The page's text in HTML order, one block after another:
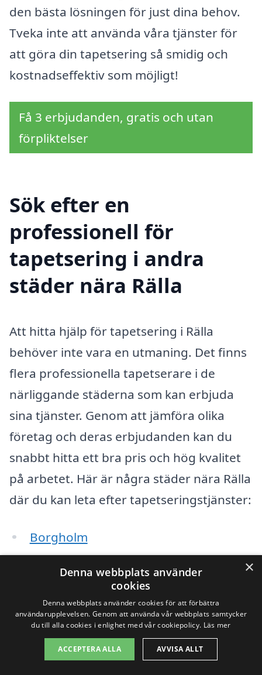
den bästa lösningen för just dina behov.
Tveka inte att använda våra tjänster för
att göra din tapetsering så smidig och
kostnadseffektiv som möjligt!
Få 3 erbjudanden, gratis och utan
förpliktelser
Sök efter en
professionell för
tapetsering i andra
städer nära Rälla
Att hitta hjälp för tapetsering i Rälla
behöver inte vara en utmaning. Det finns
flera professionella tapetserare i de
närliggande städerna som kan erbjuda
sina tjänster. Genom att jämföra olika
företag och deras erbjudanden kan du
snabbt hitta ett bra pris och hög kvalitet
på arbetet. Här är några städer nära Rälla
där du kan leta efter tapetseringstjänster:
Borgholm
Ölandskrok
Mörbylånga
Löttorp
×
Denna webbplats använder
cookies
Denna webbplats använder cookies för att förbättra
användarupplevelsen. Genom att använda vår webbplats samtycker
du till alla cookies i enlighet med vår cookiepolicy. Läs mer
ACCEPTERA ALLA AVVISA ALLT